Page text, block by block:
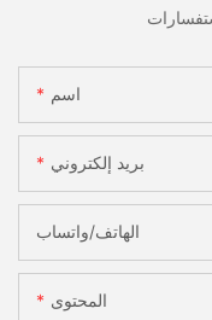
اسم
بريد إلكتروني
الهاتف/واتساب
المحتوى